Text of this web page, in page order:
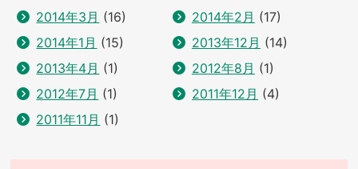
2014年3月 (16) 2014年2月 (17)
2014年1月 (15) 2013年12月 (14)
2013年4月 (1) 2012年8月 (1)
2012年7月 (1) 2011年12月 (4)
2011年11月 (1)